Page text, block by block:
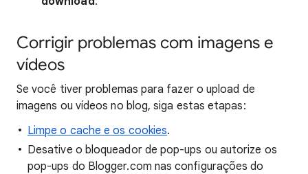
Corrigir problemas com imagens e
vídeos
Se você tiver problemas para fazer o upload de
imagens ou vídeos no blog, siga estas etapas:
Limpe o cache e os cookies.
Desative o bloqueador de pop-ups ou autorize os
pop-ups do Blogger.com nas configurações do